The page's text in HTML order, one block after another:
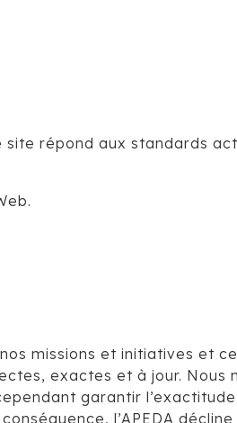
site répond aux standards
missions et initiatives et
exactes et à jour. Nous
garantir
l’APEDA